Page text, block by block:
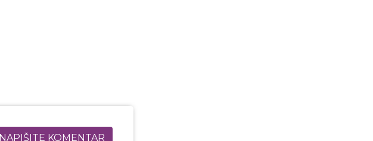
NAPIŠITE KOMENTAR